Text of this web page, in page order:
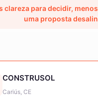
CONSTRUSOL
Cariús, CE
clareza para decidir,
uma proposta